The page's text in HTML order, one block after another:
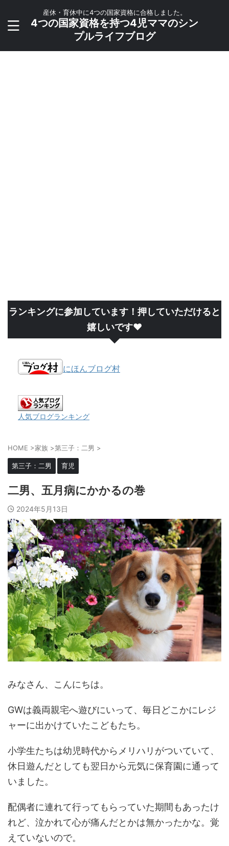
産休・育休中に4つの国家資格に合格しました。
4つの国家資格を持つ4児ママのシン
プルライフブログ
ランキングに参加しています！押していただけると
嬉しいです❤
にほんブログ村
人気ブログランキング
HOME >家族 >第三子：二男 >
第三子：二男 育児
二男、五月病にかかるの巻
2024年5月13日
みなさん、こんにちは。
GWは義両親宅へ遊びにいって、毎日どこかにレジ
ャーに出かけていたこどもたち。
小学生たちは幼児時代からメリハリがついていて、
休日遊んだとしても翌日から元気に保育園に通って
いました。
配偶者に連れて行ってもらっていた期間もあったけ
れど、泣かれて心が痛んだとかは無かったかな。覚
えていないので。